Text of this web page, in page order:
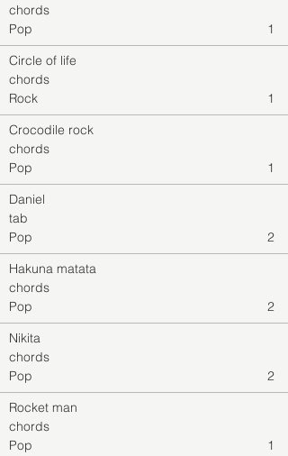
chords
Pop
1
Circle of life
chords
Rock
1
Crocodile rock
chords
Pop
1
Daniel
tab
Pop
2
Hakuna matata
chords
Pop
2
Nikita
chords
Pop
2
Rocket man
chords
Pop
1